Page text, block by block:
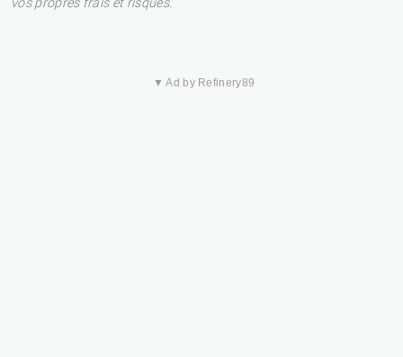
vos propres frais et risques.
▼ Ad by Refinery89